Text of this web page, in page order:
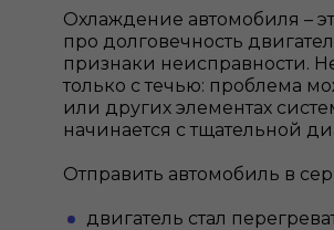
Охлаждение автомобиля –
про долговечность
признаки неисправности.
только с течью: проблема
или других элементах
начинается с тщательной
Отправить автомобиль в
двигатель стал